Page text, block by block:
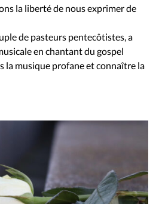
la liberté de nous exprimer de
de pasteurs pentecôtistes, a
en chantant du gospel
la musique profane et connaître la